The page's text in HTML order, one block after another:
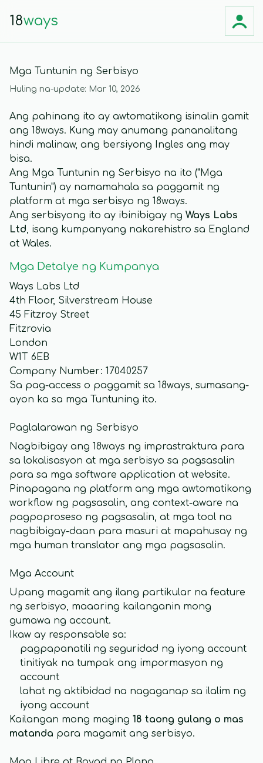
18ways
Mga Tuntunin ng Serbisyo
Huling na-update: Mar 10, 2026
Ang pahinang ito ay awtomatikong isinalin gamit
ang 18ways. Kung may anumang pananalitang
hindi malinaw, ang bersiyong Ingles ang may
bisa.
Ang Mga Tuntunin ng Serbisyo na ito ("Mga
Tuntunin") ay namamahala sa paggamit ng
platform at mga serbisyo ng 18ways.
Ang serbisyong ito ay ibinibigay ng Ways Labs
Ltd, isang kumpanyang nakarehistro sa England
at Wales.
Mga Detalye ng Kumpanya
Ways Labs Ltd
4th Floor, Silverstream House
45 Fitzroy Street
Fitzrovia
London
W1T 6EB
Company Number: 17040257
Sa pag-access o paggamit sa 18ways, sumasang-
ayon ka sa mga Tuntuning ito.
Paglalarawan ng Serbisyo
Nagbibigay ang 18ways ng imprastraktura para
sa lokalisasyon at mga serbisyo sa pagsasalin
para sa mga software application at website.
Pinapagana ng platform ang mga awtomatikong
workflow ng pagsasalin, ang context-aware na
pagpoproseso ng pagsasalin, at mga tool na
nagbibigay-daan para masuri at mapahusay ng
mga human translator ang mga pagsasalin.
Mga Account
Upang magamit ang ilang partikular na feature
ng serbisyo, maaaring kailanganin mong
gumawa ng account.
Ikaw ay responsable sa:
pagpapanatili ng seguridad ng iyong account
tinitiyak na tumpak ang impormasyon ng
account
lahat ng aktibidad na nagaganap sa ilalim ng
iyong account
Kailangan mong maging 18 taong gulang o mas
matanda para magamit ang serbisyo.